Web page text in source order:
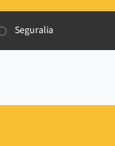
Seguralia